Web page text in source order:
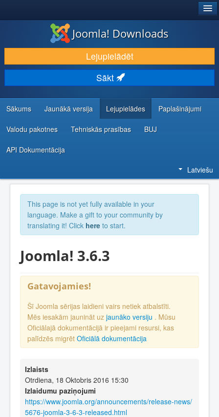
LEJUPIELĀDĒT UN PAPLAŠINĀT
ATKLĀJ UN IEMĀCIES
KOPIENA UN ATBALSTS
IZSTRĀDĀTĀJU RESURSI
Joomla! Downloads
Lejupielādēt
Sākt
Sākums Jaunākā versija Lejupielādes Paplašinājumi
Valodu pakotnes Tehniskās prasības BUJ
API Dokumentācija
Latviešu
This page is not yet fully available in your
language. Make a gift to your community by
translating it! Click here to start.
Joomla! 3.6.3
Gatavojamies!
Šī Joomla sērijas laidieni vairs netiek atbalstīti.
Mēs iesakām jaunināt uz jaunāko versiju . Mūsu
Oficiālajā dokumentācijā ir pieejami resursi, kas
palīdzēs migrēt Oficiālā dokumentācija
Izlaists
Otrdiena, 18 Oktobris 2016 15:30
Izlaidumu paziņojumi
https://www.joomla.org/announcements/release-news/
5676-joomla-3-6-3-released.html